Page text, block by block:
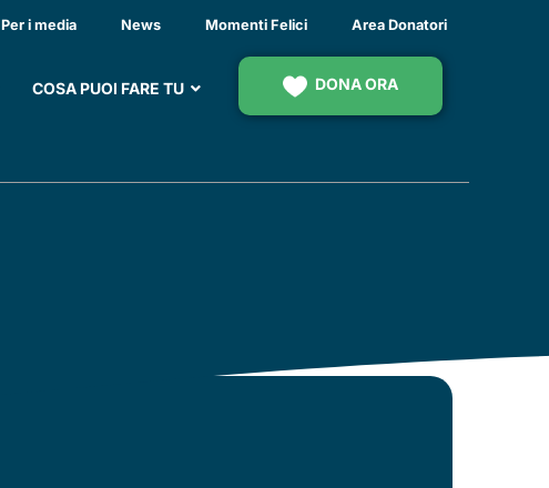
Per i media News Momenti Felici Area Donatori
COSA PUOI FARE TU DONA ORA